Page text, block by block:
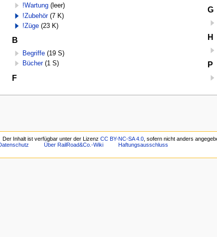
!Wartung (leer)
!Zubehör (7 K)
!Züge (23 K)
B
Begriffe (19 S)
Bücher (1 S)
F
G
H
P
Der Inhalt ist verfügbar unter der Lizenz CC BY-NC-SA 4.0, sofern nicht anders
Über RailRoad&Co.-Wiki Haftungsausschluss